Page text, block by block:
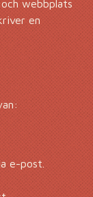
webbplats
en
e-post.